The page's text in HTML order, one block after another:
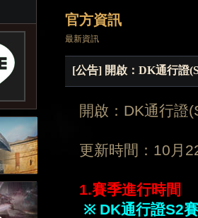
官方資訊
最新資訊
[公告] 開啟：DK通行證
開啟：DK通行證
更新時間：10月
1.賽季進行時間
※ DK通行證S2